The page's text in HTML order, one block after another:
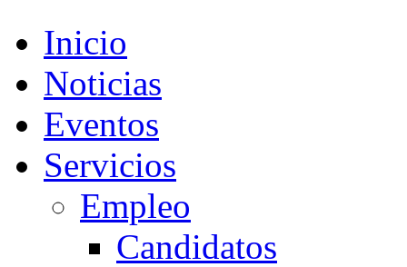
Inicio
Noticias
Eventos
Servicios
Empleo
Candidatos